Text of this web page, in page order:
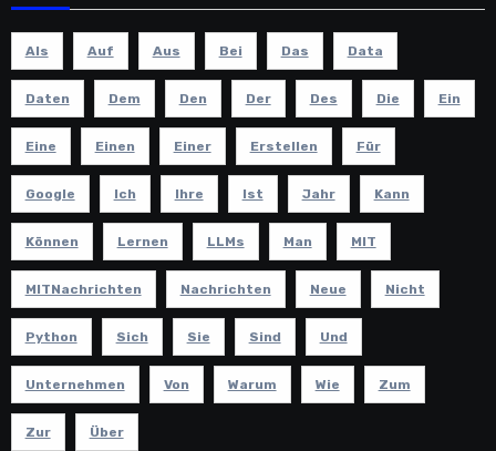
Als Auf Aus Bei Das Data
Daten Dem Den Der Des Die Ein
Eine Einen Einer Erstellen Für
Google Ich Ihre Ist Jahr Kann
Können Lernen LLMs Man MIT
MITNachrichten Nachrichten Neue Nicht
Python Sich Sie Sind Und
Unternehmen Von Warum Wie Zum
Zur Über